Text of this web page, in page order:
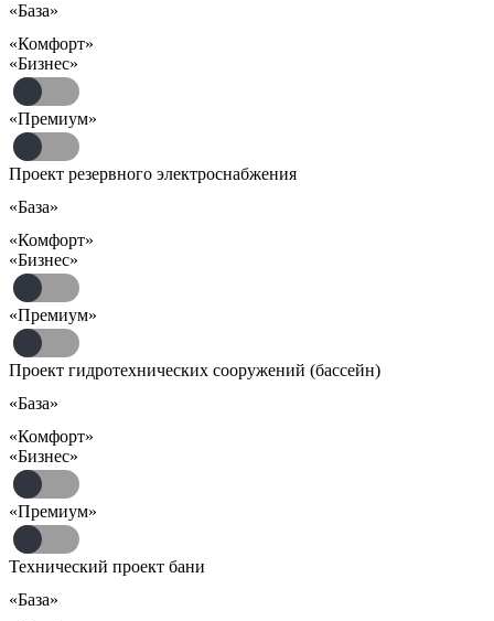
«База»
«Комфорт»
«Бизнес»
«Премиум»
Проект резервного электроснабжения
«База»
«Комфорт»
«Бизнес»
«Премиум»
Проект гидротехнических сооружений (бассейн)
«База»
«Комфорт»
«Бизнес»
«Премиум»
Технический проект бани
«База»